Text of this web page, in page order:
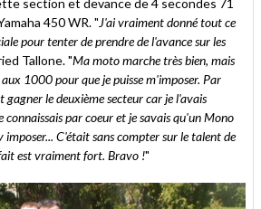
450 WR. "J'ai vraiment donné tout ce
pour tenter de prendre de l'avance sur les
Tallone. "Ma moto marche très bien, mais
1000 pour que je puisse m'imposer. Par
gagner le deuxième secteur car je l'avais
connaissais par coeur et je savais qu'un Mono
C'était sans compter sur le talent de
est vraiment fort. Bravo !"